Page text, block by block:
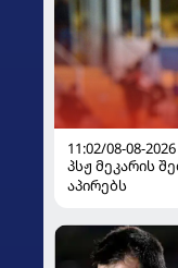
11:02/08-08-2026
პსჟ მეკარის
აპირებს